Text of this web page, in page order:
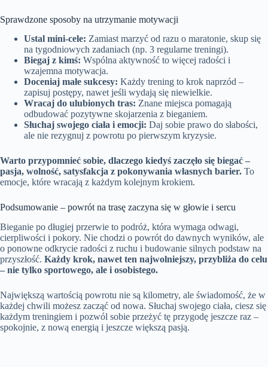
Sprawdzone sposoby na utrzymanie motywacji
Ustal mini-cele: Zamiast marzyć od razu o maratonie, skup się
na tygodniowych zadaniach (np. 3 regularne treningi).
Biegaj z kimś: Wspólna aktywność to więcej radości i
wzajemna motywacja.
Doceniaj małe sukcesy: Każdy trening to krok naprzód –
zapisuj postępy, nawet jeśli wydają się niewielkie.
Wracaj do ulubionych tras: Znane miejsca pomagają
odbudować pozytywne skojarzenia z bieganiem.
Słuchaj swojego ciała i emocji: Daj sobie prawo do słabości,
ale nie rezygnuj z powrotu po pierwszym kryzysie.
Warto przypomnieć sobie, dlaczego kiedyś zaczęło się biegać –
pasja, wolność, satysfakcja z pokonywania własnych barier. To
emocje, które wracają z każdym kolejnym krokiem.
Podsumowanie – powrót na trasę zaczyna się w głowie i sercu
Bieganie po długiej przerwie to podróż, która wymaga odwagi,
cierpliwości i pokory. Nie chodzi o powrót do dawnych wyników, ale
o ponowne odkrycie radości z ruchu i budowanie silnych podstaw na
przyszłość. Każdy krok, nawet ten najwolniejszy, przybliża do celu
– nie tylko sportowego, ale i osobistego.
Największą wartością powrotu nie są kilometry, ale świadomość, że w
każdej chwili możesz zacząć od nowa. Słuchaj swojego ciała, ciesz się
każdym treningiem i pozwól sobie przeżyć tę przygodę jeszcze raz –
spokojnie, z nową energią i jeszcze większą pasją.